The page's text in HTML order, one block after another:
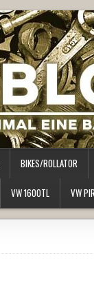
BIKES/ROLLATOR
VW 1600TL VW